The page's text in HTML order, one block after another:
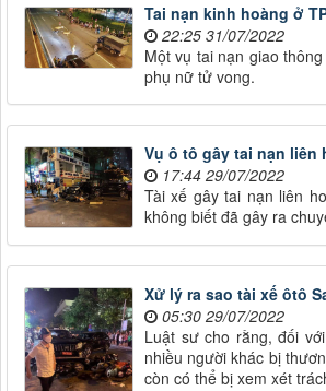
Tai nạn kinh hoàng ở
22:25 31/07/2022
Một vụ tai nạn giao
phụ nữ tử vong.
Vụ ô tô gây tai nạn liên
17:44 29/07/2022
Tài xế gây tai nạn liên
không biết đã gây ra
Xử lý ra sao tài xế ôtô
05:30 29/07/2022
Luật sư cho rằng, đối
nhiều người khác bị
còn có thể bị xem xét